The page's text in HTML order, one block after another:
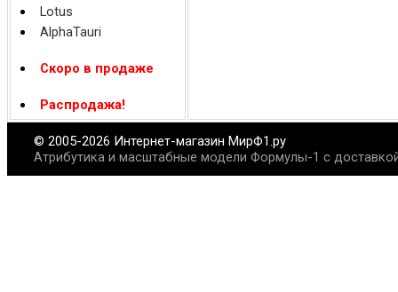
Lotus
AlphaTauri
Скоро в продаже
Распродажа!
© 2005-2026 Интернет-магазин МирФ1.ру
Атрибутика и масштабные модели Формулы-1 с